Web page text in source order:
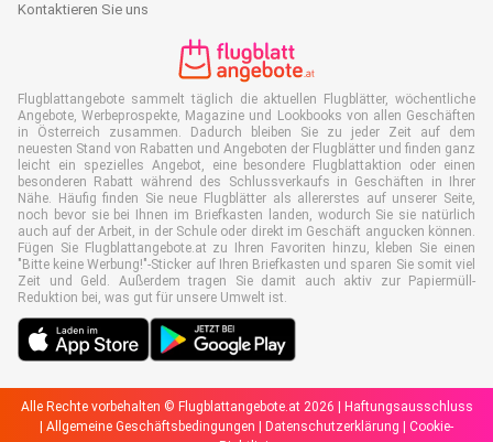
Kontaktieren Sie uns
Flugblattangebote sammelt täglich die aktuellen Flugblätter, wöchentliche
Angebote, Werbeprospekte, Magazine und Lookbooks von allen Geschäften
in Österreich zusammen. Dadurch bleiben Sie zu jeder Zeit auf dem
neuesten Stand von Rabatten und Angeboten der Flugblätter und finden ganz
leicht ein spezielles Angebot, eine besondere Flugblattaktion oder einen
besonderen Rabatt während des Schlussverkaufs in Geschäften in Ihrer
Nähe. Häufig finden Sie neue Flugblätter als allererstes auf unserer Seite,
noch bevor sie bei Ihnen im Briefkasten landen, wodurch Sie sie natürlich
auch auf der Arbeit, in der Schule oder direkt im Geschäft angucken können.
Fügen Sie Flugblattangebote.at zu Ihren Favoriten hinzu, kleben Sie einen
"Bitte keine Werbung!"-Sticker auf Ihren Briefkasten und sparen Sie somit viel
Zeit und Geld. Außerdem tragen Sie damit auch aktiv zur Papiermüll-
Reduktion bei, was gut für unsere Umwelt ist.
Alle Rechte vorbehalten © Flugblattangebote.at 2026 |
Haftungsausschluss
Allgemeine Geschäftsbedingungen Datenschutzerklärung
Cookie-